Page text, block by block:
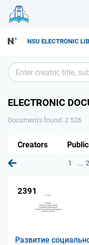
NSU ELECTRONIC
ELECTRONIC
Documents found: 2 526
1 ...
2391
Развитие
Creators